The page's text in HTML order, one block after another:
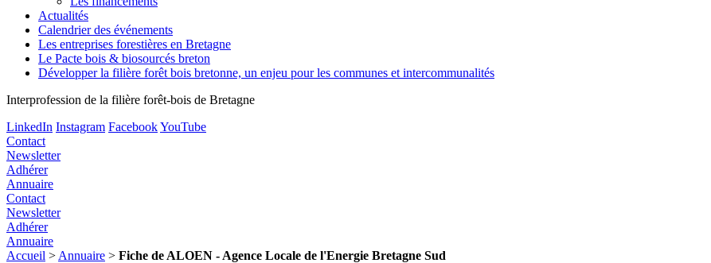
Actualités
Calendrier des événements
Les entreprises forestières en Bretagne
Le Pacte bois & biosourcés breton
Développer la filière forêt bois bretonne, un enjeu pour les communes et intercommunalités
Interprofession de la filière forêt-bois de Bretagne
LinkedIn Instagram FacebookYouTube
Contact
Newsletter
Adhérer
Annuaire
Contact
Newsletter
Adhérer
Annuaire
Accueil > Annuaire > Fiche de ALOEN - Agence Locale de l'Energie Bretagne Sud